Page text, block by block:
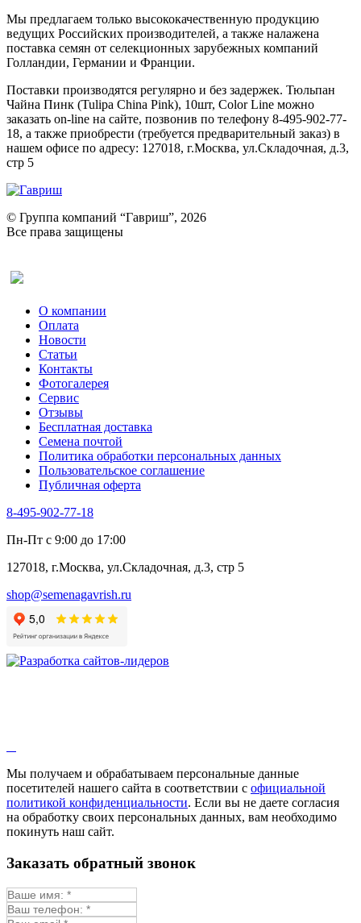
Мы предлагаем только высококачественную продукцию
ведущих Российских производителей, а также налажена
поставка семян от селекционных зарубежных компаний
Голландии, Германии и Франции.
Поставки производятся регулярно и без задержек. Тюльпан
Чайна Пинк (Tulipa China Pink), 10шт, Color Line можно
заказать on-line на сайте, позвонив по телефону 8-495-902-77-
18, а также приобрести (требуется предварительный заказ) в
нашем офисе по адресу: 127018, г.Москва, ул.Складочная, д.3,
стр 5
© Группа компаний “Гавриш”, 2026
Все права защищены
О компании
Оплата
Новости
Статьи
Контакты
Фотогалерея​
Сервис
Отзывы
Бесплатная доставка
Семена почтой
Политика обработки персональных данных
Пользовательское соглашение
Публичная оферта
8-495-902-77-18
Пн-Пт с 9:00 до 17:00
127018, г.Москва, ул.Складочная, д.3, стр 5
shop@semenagavrish.ru
Мы получаем и обрабатываем персональные данные
посетителей нашего сайта в соответствии с официальной
политикой конфиденциальности. Если вы не даете согласия
на обработку своих персональных данных, вам необходимо
покинуть наш сайт.
Заказать обратный звонок